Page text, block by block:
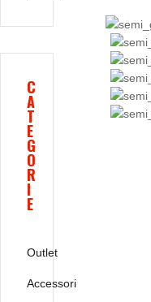
C
A
T
E
G
O
R
I
E
Outlet
Accessori